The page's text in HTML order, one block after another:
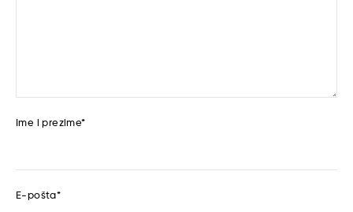
Ime i prezime*
E-pošta*